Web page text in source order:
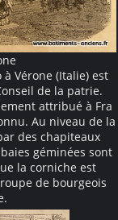
Vérone (Italie) est
de la patrie.
attribué à Fra
Au niveau de la
des chapiteaux
géminées sont
la corniche est
de bourgeois